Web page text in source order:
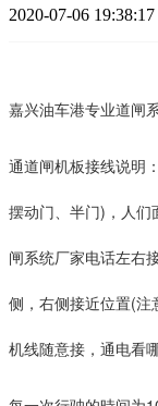
2020-07-06 19:38:17
嘉兴油车港专业道闸
通道闸机板接线说明
摆动门、半门)，人们
闸系统厂家电话左右
侧，右侧接近位置(注
机线随意接，通电看